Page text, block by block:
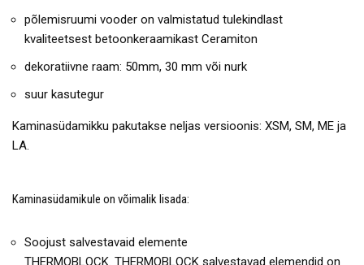
põlemisruumi vooder on valmistatud tulekindlast
kvaliteetsest betoonkeraamikast Ceramiton
dekoratiivne raam: 50mm, 30 mm või nurk
suur kasutegur
Kaminasüdamikku pakutakse neljas versioonis: XSM, SM, ME ja
LA.
Kaminasüdamikule on võimalik lisada:
Soojust salvestavaid elemente
THERMOBLOCK. THERMOBLOCK salvestavad elemendid on